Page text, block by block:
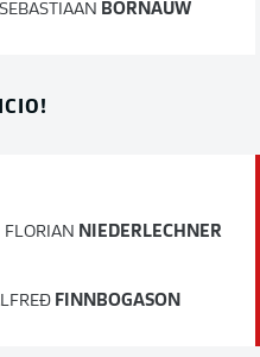
SEBASTIAAN BORNAUW
FLORIAN NIEDERLECHNER
FINNBOGASON